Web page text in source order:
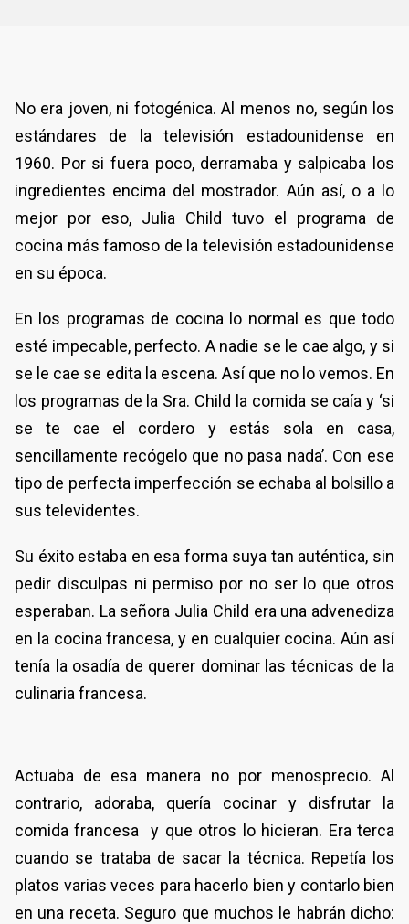
No era joven, ni fotogénica. Al menos no, según los
estándares de la televisión estadounidense en
1960. Por si fuera poco, derramaba y salpicaba los
ingredientes encima del mostrador. Aún así, o a lo
mejor por eso, Julia Child tuvo el programa de
cocina más famoso de la televisión estadounidense
en su época.
En los programas de cocina lo normal es que todo
esté impecable, perfecto. A nadie se le cae algo, y si
se le cae se edita la escena. Así que no lo vemos. En
los programas de la Sra. Child la comida se caía y ‘si
se te cae el cordero y estás sola en casa,
sencillamente recógelo que no pasa nada’. Con ese
tipo de perfecta imperfección se echaba al bolsillo a
sus televidentes.
Su éxito estaba en esa forma suya tan auténtica, sin
pedir disculpas ni permiso por no ser lo que otros
esperaban. La señora Julia Child era una advenediza
en la cocina francesa, y en cualquier cocina. Aún así
tenía la osadía de querer dominar las técnicas de la
culinaria francesa.
Actuaba de esa manera no por menosprecio. Al
contrario, adoraba, quería cocinar y disfrutar la
comida francesa y que otros lo hicieran. Era terca
cuando se trataba de sacar la técnica. Repetía los
platos varias veces para hacerlo bien y contarlo bien
en una receta. Seguro que muchos le habrán dicho: